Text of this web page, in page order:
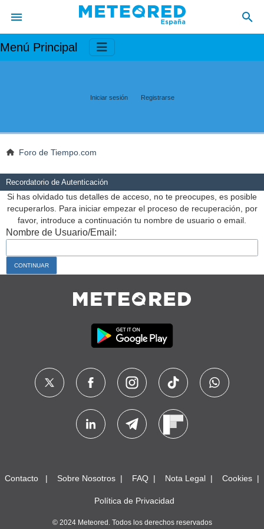
Menú Principal
Iniciar sesión Registrarse
Foro de Tiempo.com
Recordatorio de Autenticación
Si has olvidado tus detalles de acceso, no te preocupes, es posible
recuperarlos. Para iniciar empezar el proceso de recuperación, por
favor, introduce a continuación tu nombre de usuario o email.
Nombre de Usuario/Email:
Contacto Sobre Nosotros FAQ Nota Legal Cookies
Política de Privacidad
© 2024 Meteored. Todos los derechos reservados